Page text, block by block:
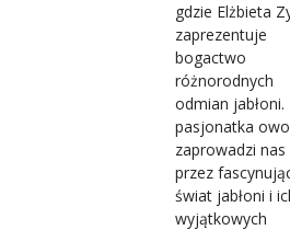
gdzie Elżbieta
zaprezentuje
bogactwo
różnorodnych
odmian jabłoni.
pasjonatka
zaprowadzi nas
przez
świat jabłoni i
wyjątkowych